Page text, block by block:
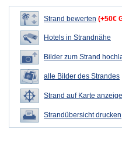
Strand bewerten (+50€
Hotels in Strandnähe
Bilder zum Strand
alle Bilder des Strandes
Strand auf Karte
Strandübersicht drucken